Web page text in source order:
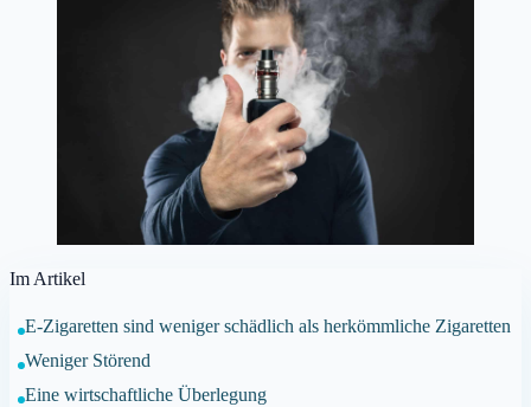
Im Artikel
E-Zigaretten sind weniger schädlich als herkömmliche Zigaretten
Weniger Störend
Eine wirtschaftliche Überlegung